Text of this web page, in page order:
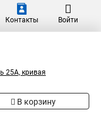
Контакты Войти
25А, кривая
В корзину